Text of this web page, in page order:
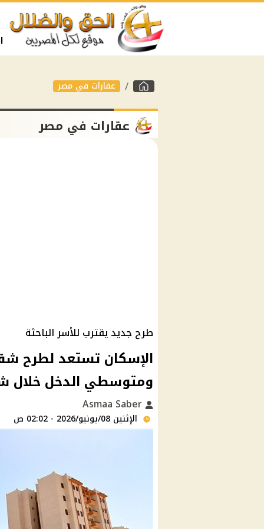
عقارات في مصر
عقارات في مصر
طرح جديد يقترب للأسر الباحثة
ومتوسطي الدخل خلال
الإثنين 08/يونيو/2026 - 02:02 ص